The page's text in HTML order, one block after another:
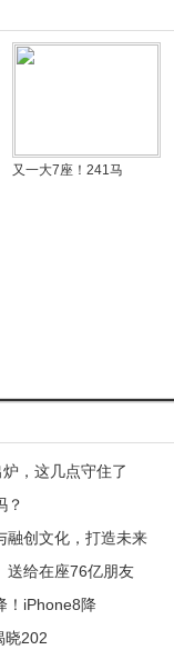
又一大7座！241马
，这几点守住了
？
融创文化，打造未来
送给在座76亿朋友
！iPhone8降
晓202